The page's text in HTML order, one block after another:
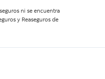
ni se encuentra
y Reaseguros de